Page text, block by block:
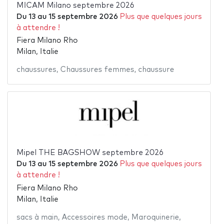
MICAM Milano septembre 2026
Du 13au 15 septembre 2026 Plus que quelques jours
à attendre !
Fiera Milano Rho
Milan, Italie
chaussures, Chaussures femmes, chaussure
Mipel THE BAGSHOW septembre 2026
Du 13au 15 septembre 2026 Plus que quelques jours
à attendre !
Fiera Milano Rho
Milan, Italie
sacs à main, Accessoires mode, Maroquinerie,